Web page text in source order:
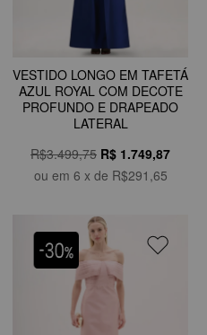
VESTIDO LONGO EM TAFETÁ
AZUL ROYAL COM DECOTE
PROFUNDO E DRAPEADO
LATERAL
R$3.499,75 R$ 1.749,87
ou em 6 x de R$291,65